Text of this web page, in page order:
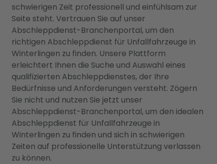
schwierigen Zeit professionell und einfühlsam zur
Seite steht. Vertrauen Sie auf unser
Abschleppdienst-Branchenportal, um den
richtigen Abschleppdienst für Unfallfahrzeuge in
Winterlingen zu finden. Unsere Plattform
erleichtert Ihnen die Suche und Auswahl eines
qualifizierten Abschleppdienstes, der Ihre
Bedürfnisse und Anforderungen versteht. Zögern
Sie nicht und nutzen Sie jetzt unser
Abschleppdienst-Branchenportal, um den idealen
Abschleppdienst für Unfallfahrzeuge in
Winterlingen zu finden und sich in schwierigen
Zeiten auf professionelle Unterstützung verlassen
zu können.